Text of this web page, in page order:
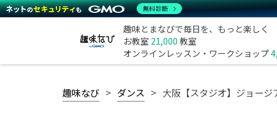
趣味とまなびで毎日を、もっと楽しく
お教室 21,000 教室
オンラインレッスン・ワークショップ
趣味なび ダンス 大阪【スタジオ】ジョー
無料診断